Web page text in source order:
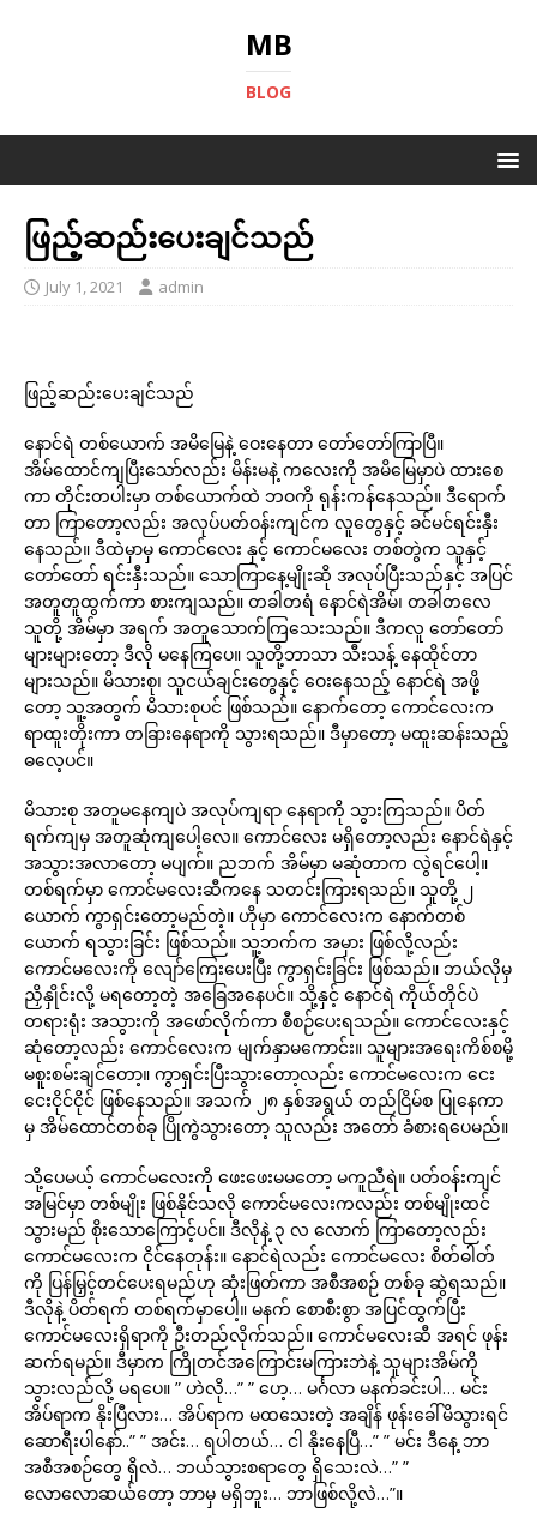
MB
BLOG
ဖြည့်ဆည်းပေးချင်သည်
July 1, 2021 admin
ဖြည့်ဆည်းပေးချင်သည်
နောင်ရဲ တစ်ယောက် အမိမြေနဲ့ ဝေးနေတာ တော်တော်ကြာပြီ။
အိမ်ထောင်ကျပြီးသော်လည်း မိန်းမနဲ့ ကလေးကို အမိမြေမှာပဲ ထားစေ
ကာ တိုင်းတပါးမှာ တစ်ယောက်ထဲ ဘဝကို ရုန်းကန်နေသည်။ ဒီရောက်
တာ ကြာတော့လည်း အလုပ်ပတ်ဝန်းကျင်က လူတွေနှင့် ခင်မင်ရင်းနှီး
နေသည်။ ဒီထဲမှာမှ ကောင်လေး နှင့် ကောင်မလေး တစ်တွဲက သူနှင့်
တော်တော် ရင်းနှီးသည်။ သောကြာနေ့မျိုးဆို အလုပ်ပြီးသည်နှင့် အပြင်
အတူတူထွက်ကာ စားကျသည်။ တခါတရံ နောင်ရဲအိမ်၊ တခါတလေ
သူတို့ အိမ်မှာ အရက် အတူသောက်ကြသေးသည်။ ဒီကလူ တော်တော်
များများတော့ ဒီလို မနေကြပေ။ သူတို့ဘာသာ သီးသန့် နေထိုင်တာ
များသည်။ မိသားစု၊ သူငယ်ချင်းတွေနှင့် ဝေးနေသည့် နောင်ရဲ အဖို့
တော့ သူ့အတွက် မိသားစုပင် ဖြစ်သည်။ နောက်တော့ ကောင်လေးက
ရာထူးတိုးကာ တခြားနေရာကို သွားရသည်။ ဒီမှာတော့ မထူးဆန်းသည့်
ဓလေ့ပင်။
မိသားစု အတူမနေကျပဲ အလုပ်ကျရာ နေရာကို သွားကြသည်။ ပိတ်
ရက်ကျမှ အတူဆုံကျပေါ့လေ။ ကောင်လေး မရှိတော့လည်း နောင်ရဲနှင့်
အသွားအလာတော့ မပျက်။ ညဘက် အိမ်မှာ မဆုံတာက လွဲရင်ပေါ့။
တစ်ရက်မှာ ကောင်မလေးဆီကနေ သတင်းကြားရသည်။ သူတို့ ၂
ယောက် ကွာရှင်းတော့မည်တဲ့။ ဟိုမှာ ကောင်လေးက နောက်တစ်
ယောက် ရသွားခြင်း ဖြစ်သည်။ သူ့ဘက်က အမှား ဖြစ်လို့လည်း
ကောင်မလေးကို လျော်ကြေးပေးပြီး ကွာရှင်းခြင်း ဖြစ်သည်။ ဘယ်လိုမှ
ညှိနှိုင်းလို့ မရတော့တဲ့ အခြေအနေပင်။ သို့နှင့် နောင်ရဲ ကိုယ်တိုင်ပဲ
တရားရုံး အသွားကို အဖော်လိုက်ကာ စီစဉ်ပေးရသည်။ ကောင်လေးနှင့်
ဆုံတော့လည်း ကောင်လေးက မျက်နှာမကောင်း။ သူများအရေးကိစ်စမို့
မစူးစမ်းချင်တော့။ ကွာရှင်းပြီးသွားတော့လည်း ကောင်မလေးက ငေး
ငေးငိုင်ငိုင် ဖြစ်နေသည်။ အသက် ၂၈ နှစ်အရွယ် တည်ငြိမ်စ ပြုနေကာ
မှ အိမ်ထောင်တစ်ခု ပြိုကွဲသွားတော့ သူလည်း အတော် ခံစားရပေမည်။
သို့ပေမယ့် ကောင်မလေးကို ဖေးဖေးမမတော့ မကူညီရဲ။ ပတ်ဝန်းကျင်
အမြင်မှာ တစ်မျိုး ဖြစ်နိုင်သလို ကောင်မလေးကလည်း တစ်မျိုးထင်
သွားမည် စိုးသောကြောင့်ပင်။ ဒီလိုနဲ့ ၃ လ လောက် ကြာတော့လည်း
ကောင်မလေးက ငိုင်နေတုန်း။ နောင်ရဲလည်း ကောင်မလေး စိတ်ဓါတ်
ကို ပြန်မြှင့်တင်ပေးရမည်ဟု ဆုံးဖြတ်ကာ အစီအစဉ် တစ်ခု ဆွဲရသည်။
ဒီလိုနဲ့ ပိတ်ရက် တစ်ရက်မှာပေါ့။ မနက် စောစီးစွာ အပြင်ထွက်ပြီး
ကောင်မလေးရှိရာကို ဦးတည်လိုက်သည်။ ကောင်မလေးဆီ အရင် ဖုန်း
ဆက်ရမည်။ ဒီမှာက ကြိုတင်အကြောင်းမကြားဘဲနဲ့ သူများအိမ်ကို
သွားလည်လို့ မရပေ။ ” ဟဲလို…” ” ဟေ့… မင်္ဂလာ မနက်ခင်းပါ… မင်း
အိပ်ရာက နိုးပြီလား… အိပ်ရာက မထသေးတဲ့ အချိန် ဖုန်းခေါ်မိသွားရင်
ဆောရီးပါနော်..” ” အင်း… ရပါတယ်… ငါ နိုးနေပြီ…” ” မင်း ဒီနေ့ ဘာ
အစီအစဉ်တွေ ရှိလဲ… ဘယ်သွားစရာတွေ ရှိသေးလဲ…” ”
လောလောဆယ်တော့ ဘာမှ မရှိဘူး… ဘာဖြစ်လို့လဲ…”။